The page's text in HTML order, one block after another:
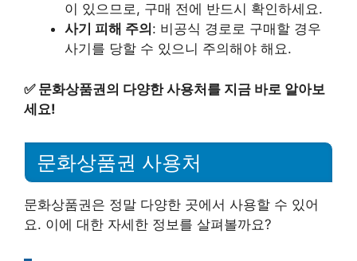
이 있으므로, 구매 전에 반드시 확인하세요.
사기 피해 주의 : 비공식 경로로 구매할 경우
사기를 당할 수 있으니 주의해야 해요.
✅ 문화상품권의 다양한 사용처를 지금 바로 알아보
세요!
문화상품권 사용처
문화상품권은 정말 다양한 곳에서 사용할 수 있어
요. 이에 대한 자세한 정보를 살펴볼까요?